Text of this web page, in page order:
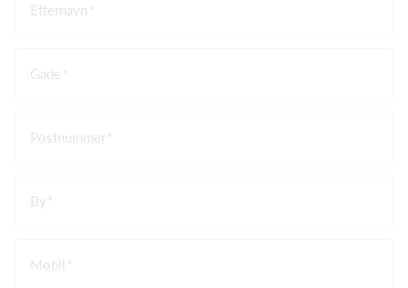
Efternavn
Gade
Postnummer
By
Mobil